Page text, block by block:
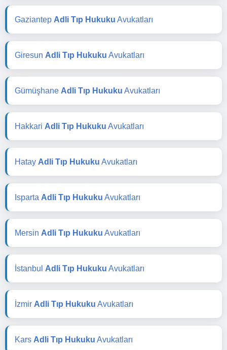
Gaziantep Adli Tıp Hukuku Avukatları
Giresun Adli Tıp Hukuku Avukatları
Gümüşhane Adli Tıp Hukuku Avukatları
Hakkari Adli Tıp Hukuku Avukatları
Hatay Adli Tıp Hukuku Avukatları
Isparta Adli Tıp Hukuku Avukatları
Mersin Adli Tıp Hukuku Avukatları
İstanbul Adli Tıp Hukuku Avukatları
İzmir Adli Tıp Hukuku Avukatları
Kars Adli Tıp Hukuku Avukatları